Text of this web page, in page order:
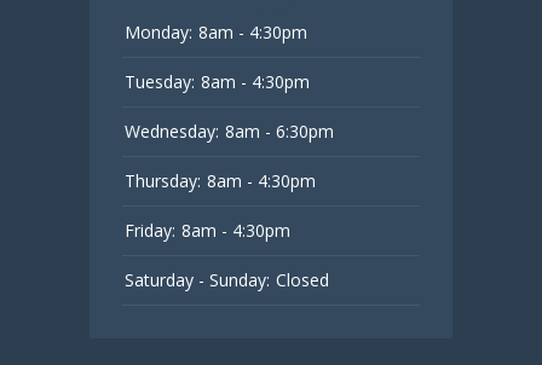
Monday: 8am - 4:30pm
Tuesday: 8am - 4:30pm
Wednesday: 8am - 6:30pm
Thursday: 8am - 4:30pm
Friday: 8am - 4:30pm
Saturday - Sunday: Closed